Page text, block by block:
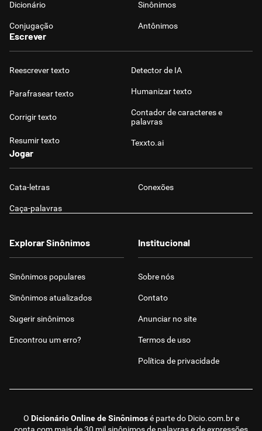
Dicionário Sinônimos
Conjugação Antônimos
Escrever
Reescrever texto
Parafrasear texto
Corrigir texto
Resumir texto
Detector de IA
Humanizar texto
Contador de caracteres e
palavras
Texxto.ai
Jogar
Cata-letras Conexões
Caça-palavras
O Dicionário Online de Sinônimosé parte do Dicio.com.bre
Explorar Sinônimos
Sinônimos populares
Sinônimos atualizados
Sugerir sinônimos
Encontrou um erro?
Institucional
Sobre nós
Contato
Anunciar no site
Termos de uso
Política de privacidade